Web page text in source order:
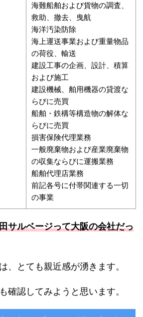
海難船舶および貨物の調査、
救助、撤去、曳航
海洋汚染防除
海上運送事業および重量物品
の荷役、輸送
建設工事の企画、設計、積算
および施工
建設機械、舶用機器の貸渡な
らびに売買
船舶・鉄構等構造物の解体な
らびに売買
損害保険代理業務
一般廃棄物および産業廃棄物
の収集ならびに運搬業務
船舶代理店業務
前記各号に付帯関連する一切
の事業
サルベージって大阪の会社だっ
、とても親近感が湧きます。
確認してみようと思います。